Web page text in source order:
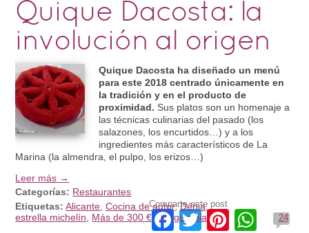
Quique Dacosta: la
involución al origen
Quique Dacosta ha diseñado un menú
para este 2018 centrado únicamente en
la tradición y en el producto de
proximidad. Sus platos son un homenaje a
las técnicas culinarias del pasado (los
salazones, los encurtidos…) y a los
ingredientes más característicos de La
Marina (la almendra, el pulpo, los erizos…)
Leer más →
Categorías: Restaurantes
Etiquetas: Alicante ,Cocina de autor,Dénia,
estrella michelín
Más de 300 € ,Vanguardia
Comparte este post
Facebook
Twitter 24